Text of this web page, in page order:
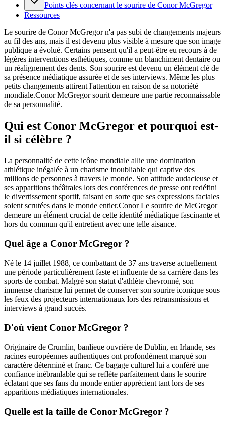
Points clés concernant le sourire de Conor McGregor
Ressources
Le sourire de Conor McGregor n'a pas subi de changements majeurs
au fil des ans, mais il est devenu plus visible à mesure que son image
publique a évolué. Certains pensent qu'il a peut-être eu recours à de
légères interventions esthétiques, comme un blanchiment dentaire ou
un réalignement des dents. Son sourire est devenu un élément clé de
sa présence médiatique assurée et de ses interviews. Même les plus
petits changements attirent l'attention en raison de sa notoriété
mondiale.Conor McGregor sourit demeure une partie reconnaissable
de sa personnalité.
Qui est Conor McGregor et pourquoi est-
il si célèbre ?
La personnalité de cette icône mondiale allie une domination
athlétique inégalée à un charisme inoubliable qui captive des
millions de personnes à travers le monde. Son attitude audacieuse et
ses apparitions théâtrales lors des conférences de presse ont redéfini
le divertissement sportif, faisant en sorte que ses expressions faciales
soient scrutées dans le monde entier.Conor Le sourire de McGregor
demeure un élément crucial de cette identité médiatique fascinante et
hors du commun qu'il entretient avec une telle aisance.
Quel âge a Conor McGregor ?
Né le 14 juillet 1988, ce combattant de 37 ans traverse actuellement
une période particulièrement faste et influente de sa carrière dans les
sports de combat. Malgré son statut d'athlète chevronné, son
immense charisme lui permet de conserver son sourire iconique sous
les feux des projecteurs internationaux lors des retransmissions et
interviews à grand succès.
D'où vient Conor McGregor ?
Originaire de Crumlin, banlieue ouvrière de Dublin, en Irlande, ses
racines européennes authentiques ont profondément marqué son
caractère déterminé et franc. Ce bagage culturel lui a conféré une
confiance inébranlable qui se reflète parfaitement dans le sourire
éclatant que ses fans du monde entier apprécient tant lors de ses
apparitions médiatiques internationales.
Quelle est la taille de Conor McGregor ?